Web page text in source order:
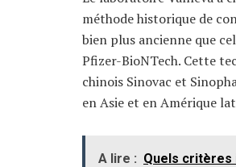
méthode historique de
bien plus ancienne que
Pfizer-BioNTech. Cette
chinois Sinovac et
en Asie et en Amérique
A lire : Quels critères